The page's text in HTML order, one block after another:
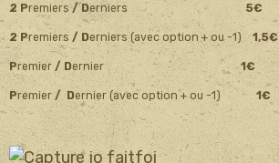
2 Premiers/ Derniers 5€
2 Premiers / Derniers (avec option + ou -1)1,5€
Premier / Dernier1€
Premier / Dernier (avec option + ou -1) 1€